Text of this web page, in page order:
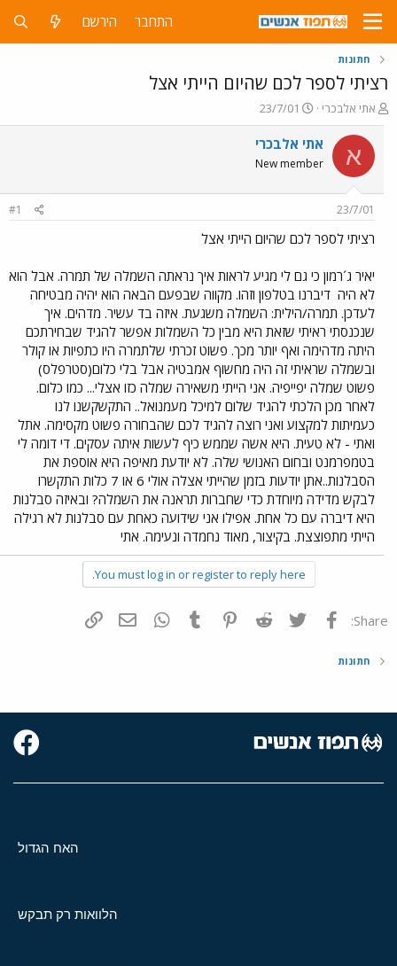
התחבר הירשם
חתונות
רציתי לספר לכם שהיום הייתי אצל
פ
ו
ת
ח
ה
ש
א
אתי אלבכרי
פ
ו
ר
ם
ר
23/7/01
א אתי אלבכרי
New member
23/7/01
#1
רציתי לספר לכם שהיום הייתי אצל
יאיר ג´רמון כי גם לי מגיע לראות איך נראתה השמלה של תמרה. אבל הוא
לא היה דיברנו בטלפון וזהו. מקווה שבפעם הבאה הוא יהיה מבטיחה
לעדכן. תמרה/הילית: השמלה משגעת. איזה בד עשיר. מדהים. איך
שנכנסתי ראיתי שזאת היא מבין כל השמלות אפשר להגיד שבחירתכם
היתה מדהימה ואף יותר מכך. פשוט זכרתי שלתמרה היו כתפיות או קולר
ובשמלה שראיתי זה היה מחשוף אמבטיה אבל בלי כלום(סטרפלס)
פשוט שמלה יפייפיה. אני הייתי משאירה שמלה כזו אצלי... כמו כלום.
לאחר מכן הלכתי להגיד שלום למיכל מעמנואל.. התקשקשנו לנו
כעמיתות למקצוע ואני רוצה להגיד לכם שהבחורה פשוט מקסימה. אתל
ואתי - לא טעית. היא אשה שממש כיף לעשות איתה עסקים. די דומה לי
בטמפרמנט ובחום האנושי שלה. לא יודעת מאיפה היא אוספת את
הסבלנות..אתן יודעות בזמן שהייתי אצלה אולי 6 או 7 כלות התקשרו
לבקש מדידה מיוחדת כדי שחברות תראנה את השמלה? ובאיזה סבלנות
היא דיברה עם כל אחת. אפילו אני שידועה כאחת עם סבלנות לא רגילה
הייתי מתפוצצת. בקיצור, מאוד נחמדה ונעימה. אתי
You must log in or register to reply here.
Share: פייסבוק Twitter
Reddit
Pinterest
Tumblr
WhatsAppדואר אלקטרוני
חתונות
האח הגדול
הלוואות רק תבקש